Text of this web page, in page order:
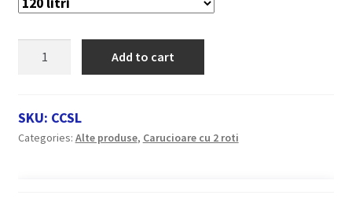
pentru
curatenie
Add to cart
SKU: CCSL
Categories: Alte produse, Carucioare cu 2 roti